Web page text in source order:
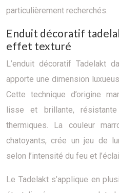
particulièrement recherchés.
Enduit décoratif
effet texturé
L’enduit décoratif Tadelakt
apporte une dimension
Cette technique d’origine
lisse et brillante,
thermiques. La couleur
chatoyants, crée un jeu de
selon l’intensité du feu et
Le Tadelakt s’applique en